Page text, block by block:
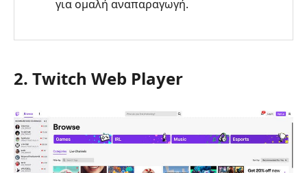
για ομαλή αναπαραγωγή.
2. Twitch Web Player